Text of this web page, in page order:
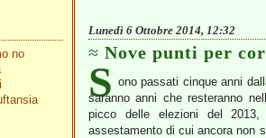
no
Lunedì 6 Ottobre 2014, 12:32
Nove punti per
S ono passati cinque anni
saranno anni che resteranno
picco delle elezioni del
assestamento di cui ancora non